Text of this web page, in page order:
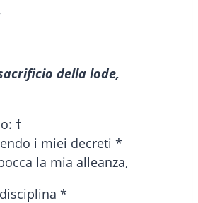
della lode,
†
i miei decreti *
la mia alleanza,
*